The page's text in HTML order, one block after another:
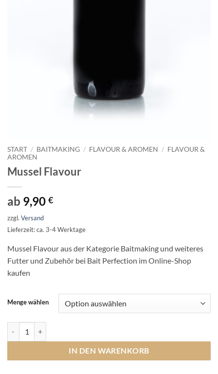
START / BAITMAKING / FLAVOUR & AROMEN / FLAVOUR &
AROMEN
Mussel Flavour
ab 9,90 €
zzgl. Versand
Lieferzeit: ca. 3-4 Werktage
Mussel Flavour aus der Kategorie Baitmaking und weiteres
Futter und Zubehör bei Bait Perfection im Online-Shop
kaufen
Menge wählen
IN DEN WARENKORB